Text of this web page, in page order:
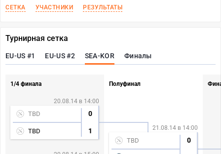
СЕТКА УЧАСТНИКИ РЕЗУЛЬТАТЫ
Турнирная сетка
EU-US #1 EU-US #2 SEA-KOR Финалы
1/4 финала
20.08.14 в 14:00
TBD 0
TBD 1
Полуфинал
21.08.14 в 14:00
TBD 0